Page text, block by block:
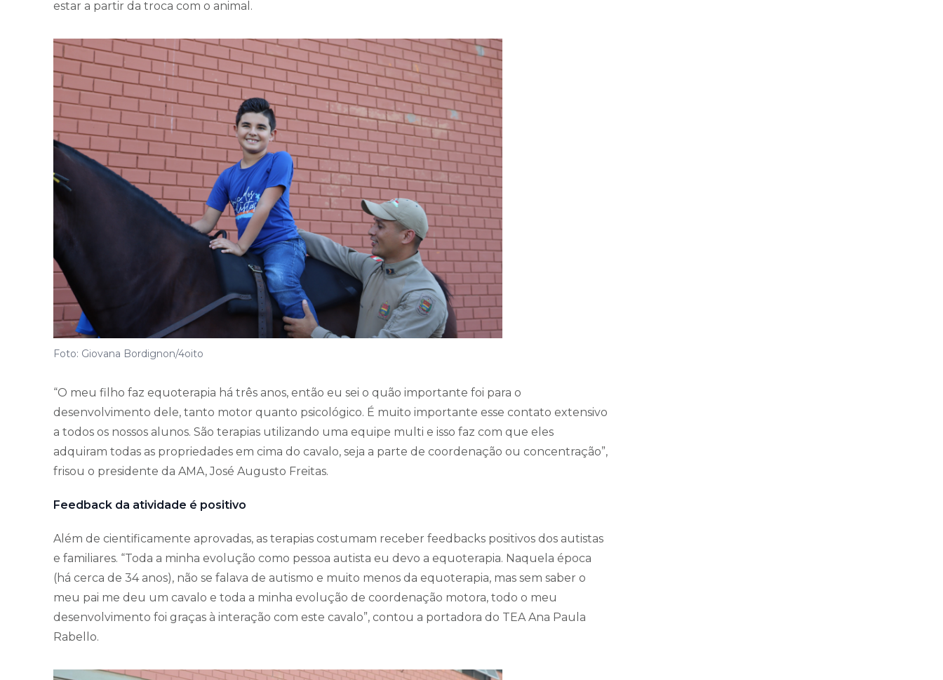
estar a partir da troca com o animal.
Foto: Giovana Bordignon/4oito
“O meu filho faz equoterapia há três anos, então eu sei o quão importante foi para o
desenvolvimento dele, tanto motor quanto psicológico. É muito importante esse contato extensivo
a todos os nossos alunos. São terapias utilizando uma equipe multi e isso faz com que eles
adquiram todas as propriedades em cima do cavalo, seja a parte de coordenação ou concentração”,
frisou o presidente da AMA, José Augusto Freitas.
Feedback da atividade é positivo
Além de cientificamente aprovadas, as terapias costumam receber feedbacks positivos dos autistas
e familiares. “Toda a minha evolução como pessoa autista eu devo a equoterapia. Naquela época
(há cerca de 34 anos), não se falava de autismo e muito menos da equoterapia, mas sem saber o
meu pai me deu um cavalo e toda a minha evolução de coordenação motora, todo o meu
desenvolvimento foi graças à interação com este cavalo”, contou a portadora do TEA Ana Paula
Rabello.